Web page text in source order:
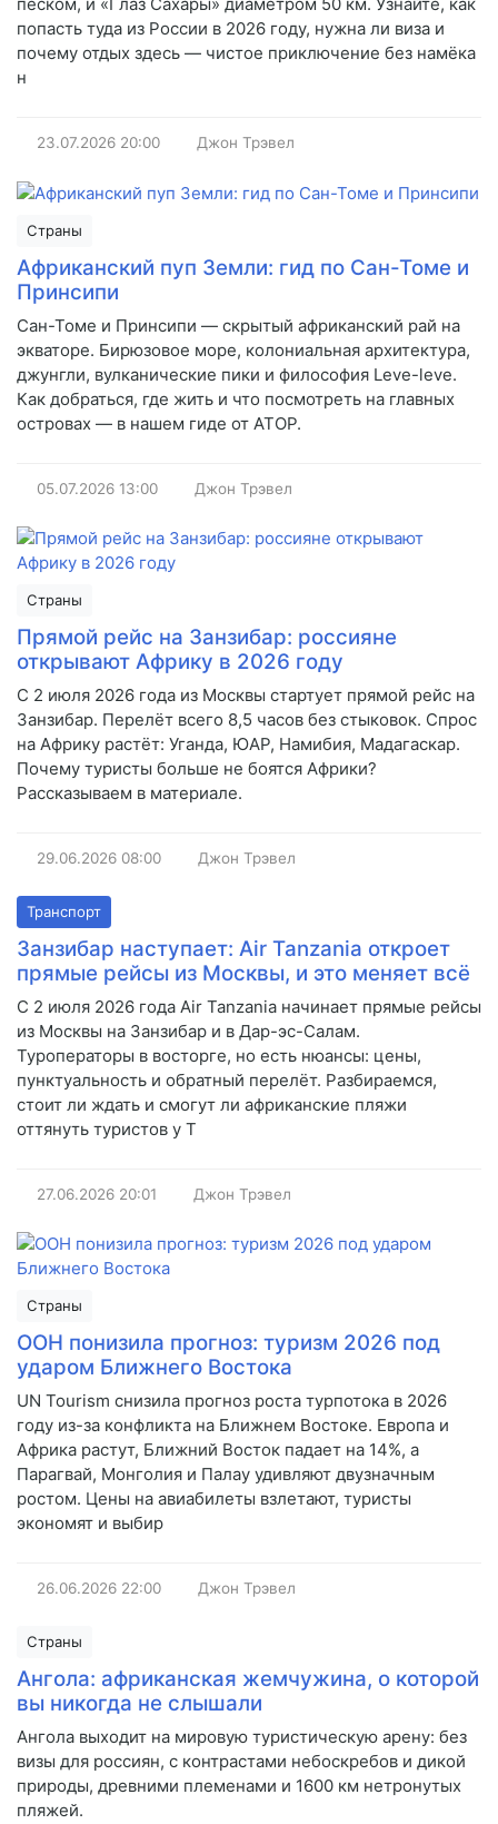
песком, и «Глаз Сахары» диаметром 50 км. Узнайте, как
попасть туда из России в 2026 году, нужна ли виза и
почему отдых здесь — чистое приключение без намёка
н
23.07.2026 20:00 Джон Трэвел
Страны
Африканский пуп Земли: гид по Сан-Томе и
Принсипи
Сан-Томе и Принсипи — скрытый африканский рай на
экваторе. Бирюзовое море, колониальная архитектура,
джунгли, вулканические пики и философия Leve-leve.
Как добраться, где жить и что посмотреть на главных
островах — в нашем гиде от АТОР.
05.07.2026 13:00 Джон Трэвел
Страны
Прямой рейс на Занзибар: россияне
открывают Африку в 2026 году
С 2 июля 2026 года из Москвы стартует прямой рейс на
Занзибар. Перелёт всего 8,5 часов без стыковок. Спрос
на Африку растёт: Уганда, ЮАР, Намибия, Мадагаскар.
Почему туристы больше не боятся Африки?
Рассказываем в материале.
29.06.2026 08:00 Джон Трэвел
Транспорт
Занзибар наступает: Air Tanzania откроет
прямые рейсы из Москвы, и это меняет всё
С 2 июля 2026 года Air Tanzania начинает прямые рейсы
из Москвы на Занзибар и в Дар-эс-Салам.
Туроператоры в восторге, но есть нюансы: цены,
пунктуальность и обратный перелёт. Разбираемся,
стоит ли ждать и смогут ли африканские пляжи
оттянуть туристов у Т
27.06.2026 20:01 Джон Трэвел
Страны
ООН понизила прогноз: туризм 2026 под
ударом Ближнего Востока
UN Tourism снизила прогноз роста турпотока в 2026
году из-за конфликта на Ближнем Востоке. Европа и
Африка растут, Ближний Восток падает на 14%, а
Парагвай, Монголия и Палау удивляют двузначным
ростом. Цены на авиабилеты взлетают, туристы
экономят и выбир
26.06.2026 22:00 Джон Трэвел
Страны
Ангола: африканская жемчужина, о которой
вы никогда не слышали
Ангола выходит на мировую туристическую арену: без
визы для россиян, с контрастами небоскребов и дикой
природы, древними племенами и 1600 км нетронутых
пляжей.